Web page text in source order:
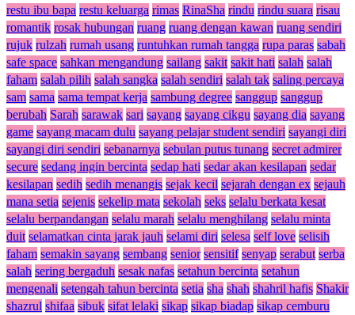
restu ibu bapa restu keluarga rimas RinaSha rindu rindu suara risau
romantik rosak hubungan ruang ruang dengan kawan ruang sendiri
rujuk rulzah rumah usang runtuhkan rumah tangga rupa paras sabah
safe space sahkan mengandung sailang sakit sakit hati salah salah
faham salah pilih salah sangka salah sendiri salah tak saling percaya
sam sama sama tempat kerja sambung degree sanggup sanggup
berubah Sarah sarawak sari sayang sayang cikgu sayang dia sayang
game sayang macam dulu sayang pelajar student sendiri sayangi diri
sayangi diri sendiri sebanarnya sebulan putus tunang secret admirer
secure sedang ingin bercinta sedap hati sedar akan kesilapan sedar
kesilapan sedih sedih menangis sejak kecil sejarah dengan ex sejauh
mana setia sejenis sekelip mata sekolah seks selalu berkata kesat
selalu berpandangan selalu marah selalu menghilang selalu minta
duit selamatkan cinta jarak jauh selami diri selesa self love selisih
faham semakin sayang sembang senior sensitif senyap serabut serba
salah sering bergaduh sesak nafas setahun bercinta setahun
mengenali setengah tahun bercinta setia sha shah shahril hafis Shakir
shazrul shifaa sibuk sifat lelaki sikap sikap biadap sikap cemburu